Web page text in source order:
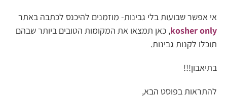
אי אפשר שבועות בלי גבינות- מוזמנים להיכנס לכתבה באתר
kosher only, כאן תמצאו את המקומות הטובים ביותר שבהם
תוכלו לקנות גבינות.
בתיאבון!!!
להתראות בפוסט הבא,